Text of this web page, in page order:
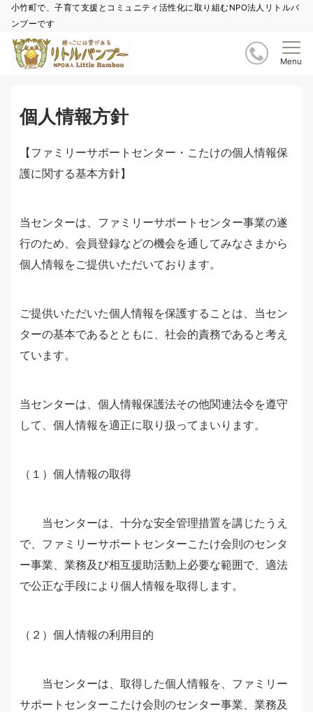
小竹町で、子育て支援とコミュニティ活性化に取り組むNPO法人リトルバ
ンブーです
Menu
個人情報方針
【ファミリーサポートセンター・こたけの個人情報保
護に関する基本方針】
当センターは、ファミリーサポートセンター事業の遂
行のため、会員登録などの機会を通してみなさまから
個人情報をご提供いただいております。
ご提供いただいた個人情報を保護することは、当セン
ターの基本であるとともに、社会的責務であると考え
ています。
当センターは、個人情報保護法その他関連法令を遵守
して、個人情報を適正に取り扱ってまいります。
（１）個人情報の取得
当センターは、十分な安全管理措置を講じたうえ
で、ファミリーサポートセンターこたけ会則のセンタ
ー事業、業務及び相互援助活動上必要な範囲で、適法
で公正な手段により個人情報を取得します。
（２）個人情報の利用目的
当センターは、取得した個人情報を、ファミリー
サポートセンターこたけ会則のセンター事業、業務及